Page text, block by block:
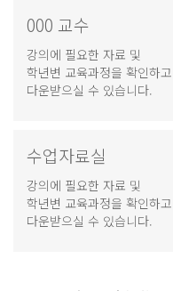
000 교수
강의에 필요한 자료 및
학년변 교육과정을 확인하고
다운받으실 수 있습니다.
수업자료실
강의에 필요한 자료 및
학년변 교육과정을 확인하고
다운받으실 수 있습니다.